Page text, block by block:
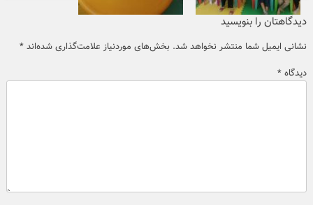
دیدگاهتان را بنویسید
نشانی ایمیل شما منتشر نخواهد شد. بخش‌های موردنیاز علامت‌گذاری شده‌اند *
دیدگاه *